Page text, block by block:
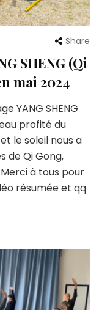
Share
SHENG (Qi
mai 2024
YANG SHENG
profité du
le soleil nous a
de Qi Gong,
à tous pour
résumée et qq